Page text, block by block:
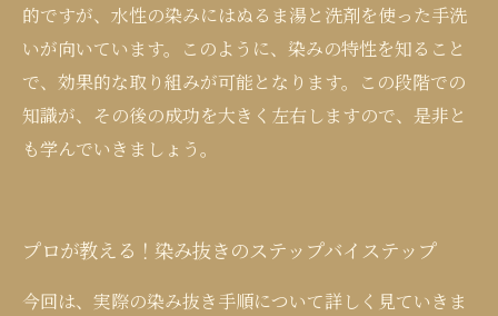
的ですが、水性の染みにはぬるま湯と洗剤を使った手洗
いが向いています。このように、染みの特性を知ること
で、効果的な取り組みが可能となります。この段階での
知識が、その後の成功を大きく左右しますので、是非と
も学んでいきましょう。
プロが教える！染み抜きのステップバイステップ
今回は、実際の染み抜き手順について詳しく見ていきま